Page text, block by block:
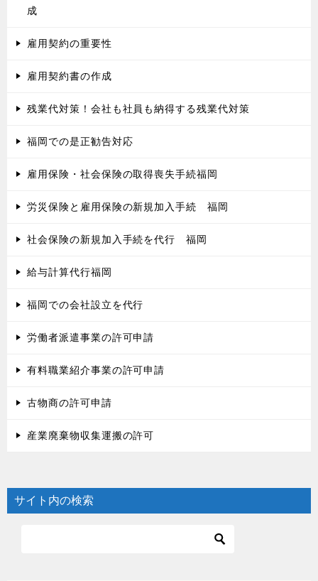
成
雇用契約の重要性
雇用契約書の作成
残業代対策！会社も社員も納得する残業代対策
福岡での是正勧告対応
雇用保険・社会保険の取得喪失手続福岡
労災保険と雇用保険の新規加入手続 福岡
社会保険の新規加入手続を代行 福岡
給与計算代行福岡
福岡での会社設立を代行
労働者派遣事業の許可申請
有料職業紹介事業の許可申請
古物商の許可申請
産業廃棄物収集運搬の許可
サイト内の検索